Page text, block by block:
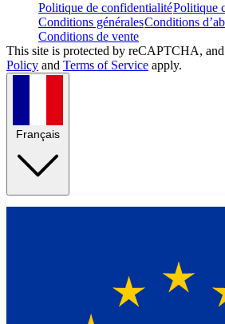
Politique de confidentialitéPolitique
Conditions généralesConditions
Conditions de vente
This site is protected by reCAPTCHA,
Policy and Terms of Service apply.
Français